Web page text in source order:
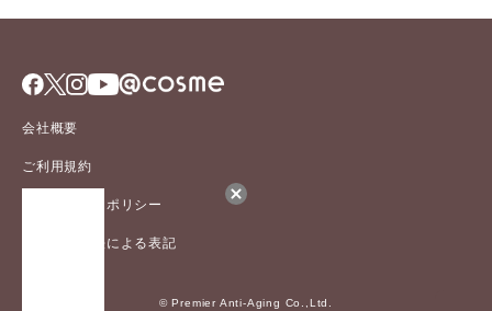
会社概要
ご利用規約
プライバシーポリシー
特定商取引法による表記
© Premier Anti-Aging Co.,Ltd.